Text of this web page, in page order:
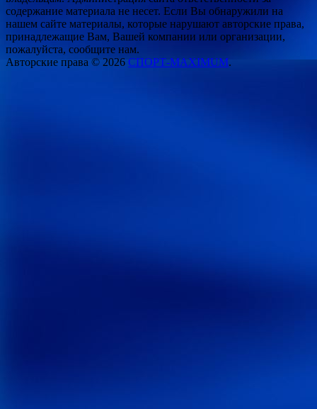
содержание материала не несет. Если Вы обнаружили на
нашем сайте материалы, которые нарушают авторские права,
принадлежащие Вам, Вашей компании или организации,
пожалуйста, сообщите нам.
Авторские права © 2026 СПОРТ-MAXIMUM.